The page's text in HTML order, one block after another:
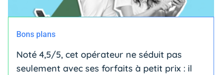
Bons plans
Noté 4,5/5, cet opérateur ne séduit pas
seulement avec ses forfaits à petit prix : il